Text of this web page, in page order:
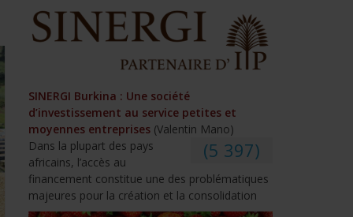
SINERGI Burkina : Une société
d’investissement au service petites et
moyennes entreprises (Valentin Mano)
(5 397)
Dans la plupart des pays
africains, l’accès au
financement constitue une des problématiques
majeures pour la création et la consolidation